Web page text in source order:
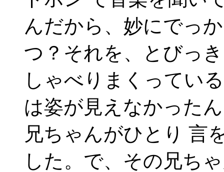
んだから、妙にでっ
つ？それを、とびっ
しゃべりまくってい
は姿が見えなかった
兄ちゃんがひとり 言
した。で、その兄ち